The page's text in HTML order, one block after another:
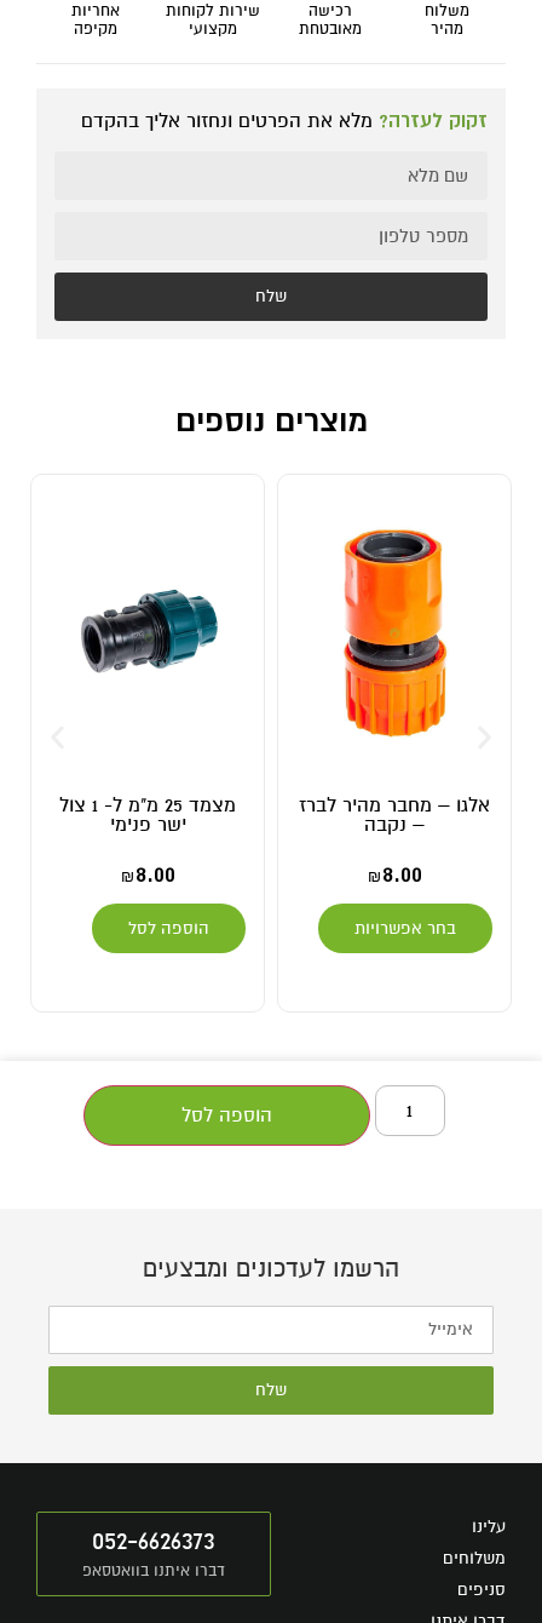
משלוח
מהיר
רכישה
מאובטחת
שירות לקוחות
מקצועי
אחריות
מקיפה
זקוק לעזרה? מלא את הפרטים ונחזור אליך בהקדם
שלח
מוצרים נוספים
אלגו – מחבר מהיר לברז
– נקבה
₪8.00
בחר אפשרויות
מצמד 25 מ"מ ל- 1 צול
ישר פנימי
₪8.00
הוספה לסל
הוספה לסל
הרשמו לעדכונים ומבצעים
שלח
עלינו
משלוחים
סניפים
052-6626373
דברו איתנו בוואטסאפ